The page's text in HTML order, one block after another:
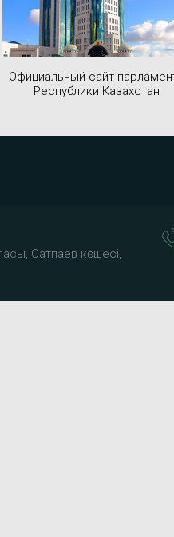
Официальный сайт
Республики Казахстан
Сатпаев көшесі,